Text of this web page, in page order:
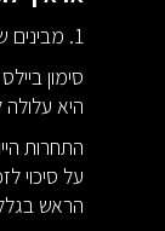
1. מבינים שאנחנו לא מושלמים ומודים בזה.
סימון
היא
התחרות
על סיכוי
הראש